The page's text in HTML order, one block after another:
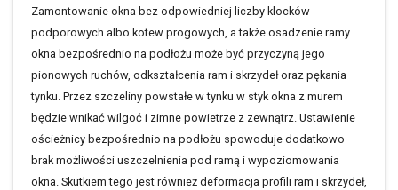
Zamontowanie okna bez odpowiedniej liczby klocków
podporowych albo kotew progowych, a także osadzenie ramy
okna bezpośrednio na podłożu może być przyczyną jego
pionowych ruchów, odkształcenia ram i skrzydeł oraz pękania
tynku. Przez szczeliny powstałe w tynku w styk okna z murem
będzie wnikać wilgoć i zimne powietrze z zewnątrz. Ustawienie
ościeżnicy bezpośrednio na podłożu spowoduje dodatkowo
brak możliwości uszczelnienia pod ramą i wypoziomowania
okna. Skutkiem tego jest również deformacja profili ram i skrzydeł,